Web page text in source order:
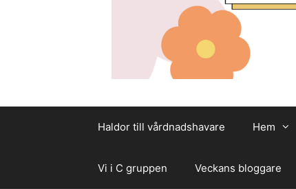
Haldor till vårdnadshavare Hem
Vi i C gruppen Veckans bloggare